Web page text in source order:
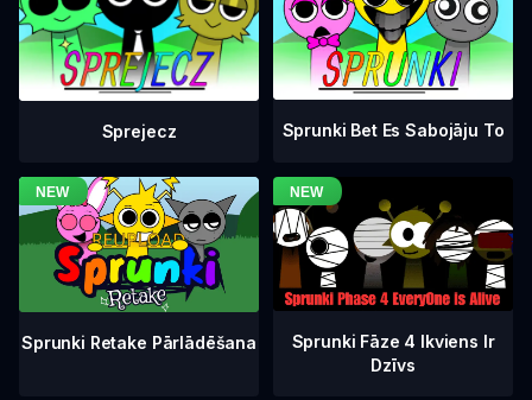
Sprejecz Sprunki Bet Es Sabojāju To
Sprunki Retake Pārlādēšana
Sprunki Fāze 4 Ikviens Ir
Dzīvs